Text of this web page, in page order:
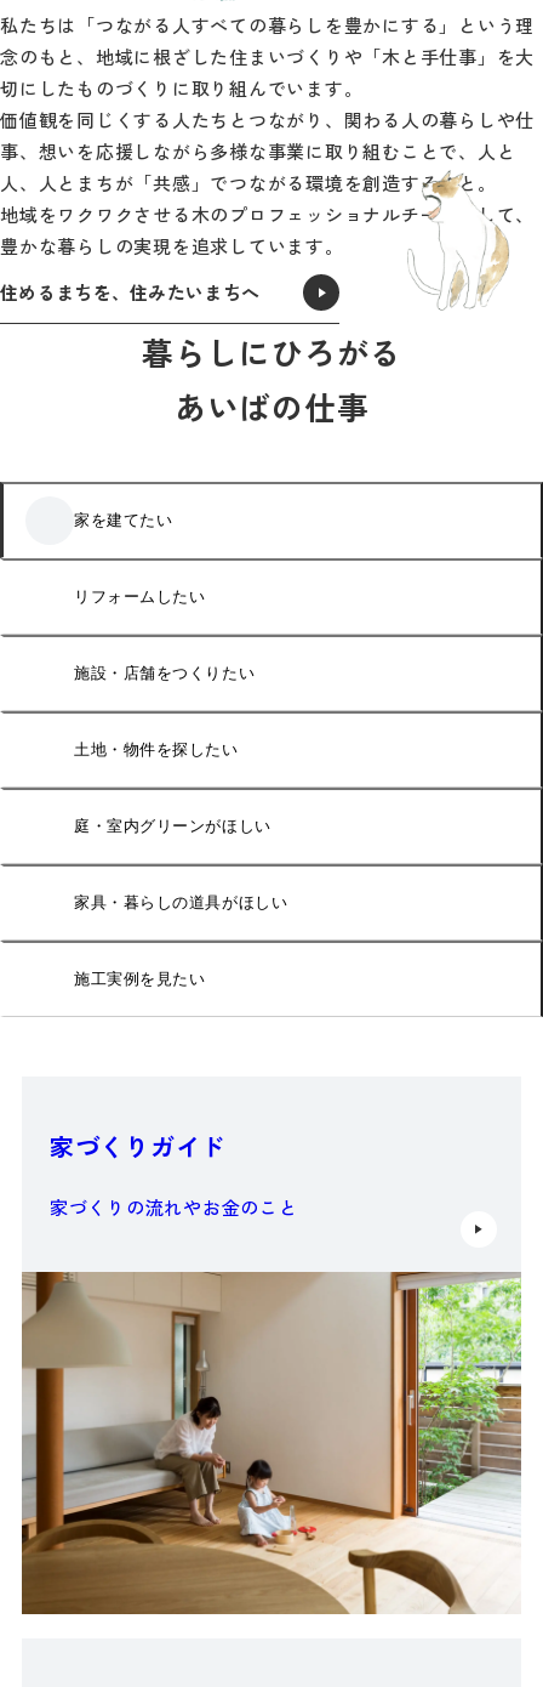
私たちは「つながる人すべての暮らしを豊かにする」という理
念のもと、地域に根ざした住まいづくりや「木と手仕事」を大
切にしたものづくりに取り組んでいます。
価値観を同じくする人たちとつながり、関わる人の暮らしや仕
事、想いを応援しながら多様な事業に取り組むことで、人と
人、人とまちが「共感」でつながる環境を創造すること。
地域をワクワクさせる木のプロフェッショナルチームとして、
豊かな暮らしの実現を追求しています。
住めるまちを、住みたいまちへ
暮らしにひろがる
あいばの仕事
家を建てたい
リフォームしたい
施設・店舗をつくりたい
土地・物件を探したい
庭・室内グリーンがほしい
家具・暮らしの道具がほしい
施工実例を見たい
家づくりガイド
家づくりの流れやお金のこと